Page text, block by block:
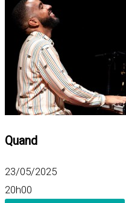
Quand
23/05/2025
20h00